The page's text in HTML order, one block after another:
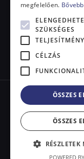
© 2026
megfelelően.
SZÜKSÉGES
TELJESÍTMÉNY
CÉLZÁS
ÖSSZES
ÖSSZES
RÉSZLETEK
POWERED